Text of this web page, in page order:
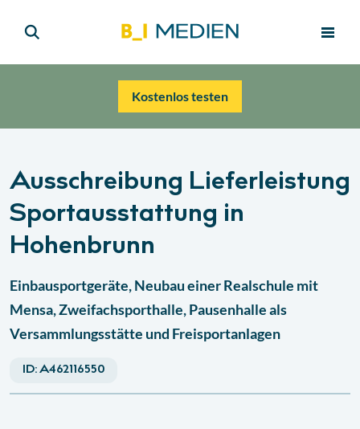
Kostenlos testen
Ausschreibung Lieferleistung
Sportausstattung in
Hohenbrunn
Einbausportgeräte, Neubau einer Realschule mit
Mensa, Zweifachsporthalle, Pausenhalle als
Versammlungsstätte und Freisportanlagen
ID:A462116550